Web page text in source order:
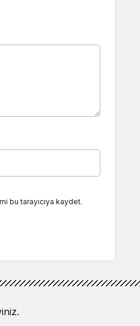
bu tarayıcıya kaydet.